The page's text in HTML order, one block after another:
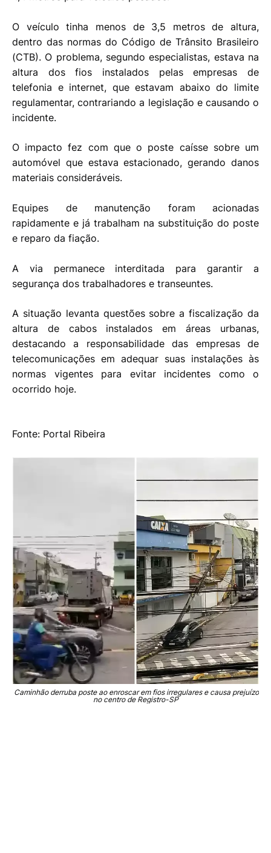
O veículo tinha menos de 3,5 metros de altura,
dentro das normas do Código de Trânsito Brasileiro
(CTB). O problema, segundo especialistas, estava na
altura dos fios instalados pelas empresas de
telefonia e internet, que estavam abaixo do limite
regulamentar, contrariando a legislação e causando o
incidente.
O impacto fez com que o poste caísse sobre um
automóvel que estava estacionado, gerando danos
materiais consideráveis.
Equipes de manutenção foram acionadas
rapidamente e já trabalham na substituição do poste
e reparo da fiação.
A via permanece interditada para garantir a
segurança dos trabalhadores e transeuntes.
A situação levanta questões sobre a fiscalização da
altura de cabos instalados em áreas urbanas,
destacando a responsabilidade das empresas de
telecomunicações em adequar suas instalações às
normas vigentes para evitar incidentes como o
ocorrido hoje.
Fonte: Portal Ribeira
Caminhão derruba poste ao enroscar em fios irregulares e causa prejuízo
no centro de Registro-SP